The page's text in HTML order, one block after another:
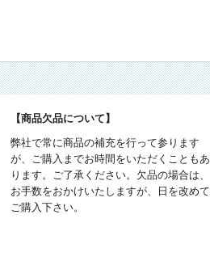
【商品欠品について】
弊社で常に商品の補充を行って参ります
が、ご購入までお時間をいただくこともあ
ります。ご了承ください。欠品の場合は、
お手数をおかけいたしますが、日を改めて
ご購入下さい。